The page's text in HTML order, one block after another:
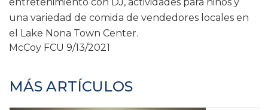
una variedad de comida de vendedores locales en
el Lake Nona Town Center.
McCoy FCU 9/13/2021
MÁS ARTÍCULOS